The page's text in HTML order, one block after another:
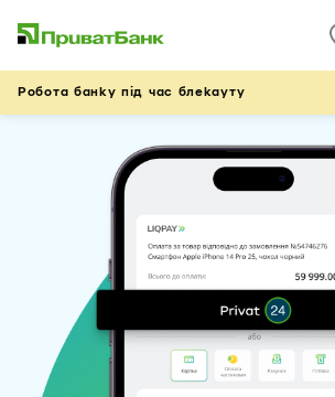
Робота банку під час блекауту